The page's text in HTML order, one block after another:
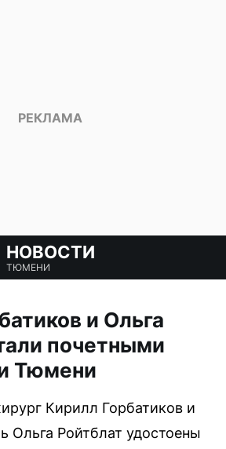
НОВОСТИ
ТЮМЕНИ
и Ольга
почетными
Тюмени
Кирилл Горбатиков и
Ольга Ройтблат удостоены